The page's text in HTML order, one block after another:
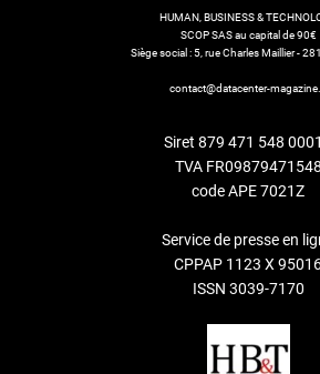
HUMAN, BUSINESS &
SCOP SAS au capital de 90€
Siège social : 5, rue Charles Maillier -
contact@datacenter-
Siret 879 471 548
TVA FR09879471548
code APE 7021Z
Service de presse en
CPPAP 1123 X
ISSN 3039-7170